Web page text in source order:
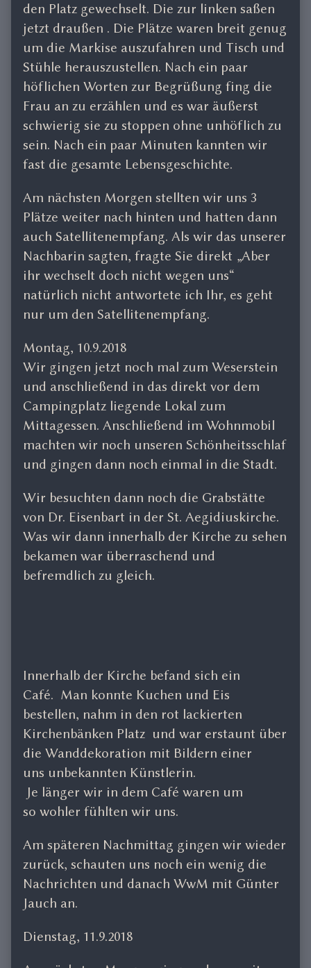
den Platz gewechselt. Die zur linken saßen
jetzt draußen . Die Plätze waren breit genug
um die Markise auszufahren und Tisch und
Stühle herauszustellen. Nach ein paar
höflichen Worten zur Begrüßung fing die
Frau an zu erzählen und es war äußerst
schwierig sie zu stoppen ohne unhöflich zu
sein. Nach ein paar Minuten kannten wir
fast die gesamte Lebensgeschichte.
Am nächsten Morgen stellten wir uns 3
Plätze weiter nach hinten und hatten dann
auch Satellitenempfang. Als wir das unserer
Nachbarin sagten, fragte Sie direkt „Aber
ihr wechselt doch nicht wegen uns“
natürlich nicht antwortete ich Ihr, es geht
nur um den Satellitenempfang.
Montag, 10.9.2018
Wir gingen jetzt noch mal zum Weserstein
und anschließend in das direkt vor dem
Campingplatz liegende Lokal zum
Mittagessen. Anschließend im Wohnmobil
machten wir noch unseren Schönheitsschlaf
und gingen dann noch einmal in die Stadt.
Wir besuchten dann noch die Grabstätte
von Dr. Eisenbart in der St. Aegidiuskirche.
Was wir dann innerhalb der Kirche zu sehen
bekamen war überraschend und
befremdlich zu gleich.
Innerhalb der Kirche befand sich ein
Café. Man konnte Kuchen und Eis
bestellen, nahm in den rot lackierten
Kirchenbänken Platz und war erstaunt über
die Wanddekoration mit Bildern einer
uns unbekannten Künstlerin.
Je länger wir in dem Café waren um
so wohler fühlten wir uns.
Am späteren Nachmittag gingen wir wieder
zurück, schauten uns noch ein wenig die
Nachrichten und danach WwM mit Günter
Jauch an.
Dienstag, 11.9.2018